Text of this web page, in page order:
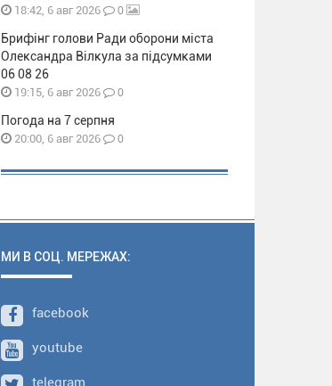
18:42, 6 авг 2026 0
Брифінг голови Ради оборони міста
Олександра Вілкула за підсумками
06 08 26
19:15, 6 авг 2026 0
Погода на 7 серпня
20:00, 6 авг 2026 0
МИ В СОЦ. МЕРЕЖАХ:
facebook
youtube
telegram